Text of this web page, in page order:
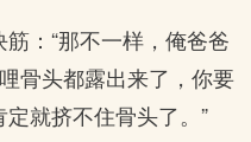
：“那不一样，俺爸爸
骨头都露出来了，你要
就挤不住骨头了。”